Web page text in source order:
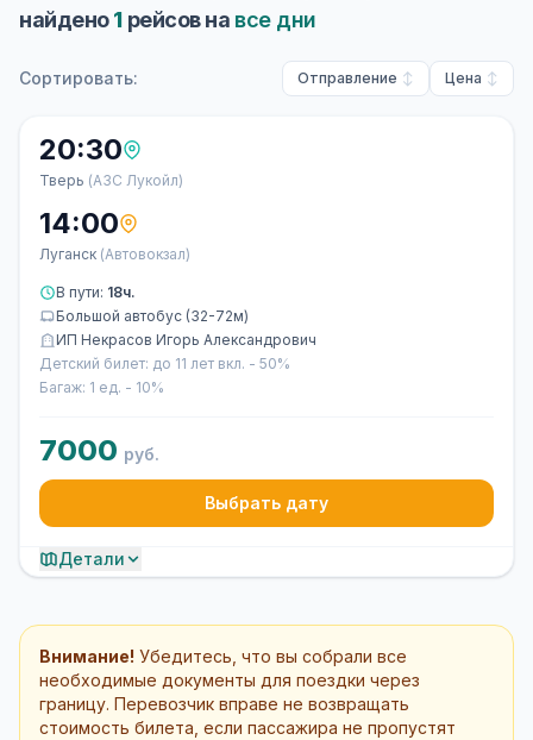
найдено1рейсов на все дни
Сортировать: Отправление Цена
20:30
Тверь (АЗС Лукойл)
14:00
Луганск (Автовокзал)
В пути: 18ч.
Большой автобус (32-72м)
ИП Некрасов Игорь Александрович
Детский билет: до 11 лет вкл. - 50%
Багаж: 1 ед. - 10%
7000 руб.
Выбрать дату
Детали
Внимание! Убедитесь, что вы собрали все
необходимые документы для поездки через
границу. Перевозчик вправе не возвращать
стоимость билета, если пассажира не пропустят